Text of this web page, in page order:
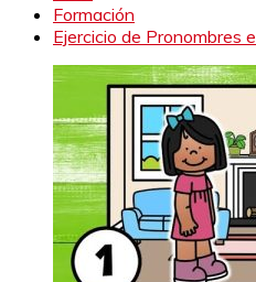
Formación
Ejercicio de Pronombres